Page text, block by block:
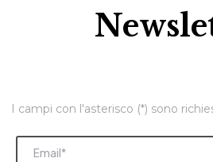
I campi con l'asterisco (*) sono